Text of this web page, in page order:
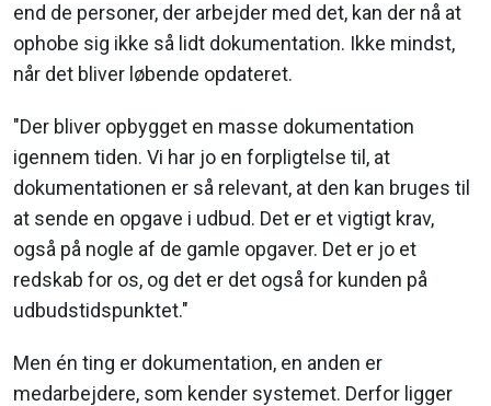
end de personer, der arbejder med det, kan der nå at
ophobe sig ikke så lidt dokumentation. Ikke mindst,
når det bliver løbende opdateret.
"Der bliver opbygget en masse dokumentation
igennem tiden. Vi har jo en forpligtelse til, at
dokumentationen er så relevant, at den kan bruges til
at sende en opgave i udbud. Det er et vigtigt krav,
også på nogle af de gamle opgaver. Det er jo et
redskab for os, og det er det også for kunden på
udbudstidspunktet."
Men én ting er dokumentation, en anden er
medarbejdere, som kender systemet. Derfor ligger